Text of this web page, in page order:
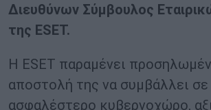
Διευθύνων Σύμβουλος
της ESET.
Η ESET παραμένει
αποστολή της να συμβάλλει σε
ασφαλέστερο κυβερνοχώρο,